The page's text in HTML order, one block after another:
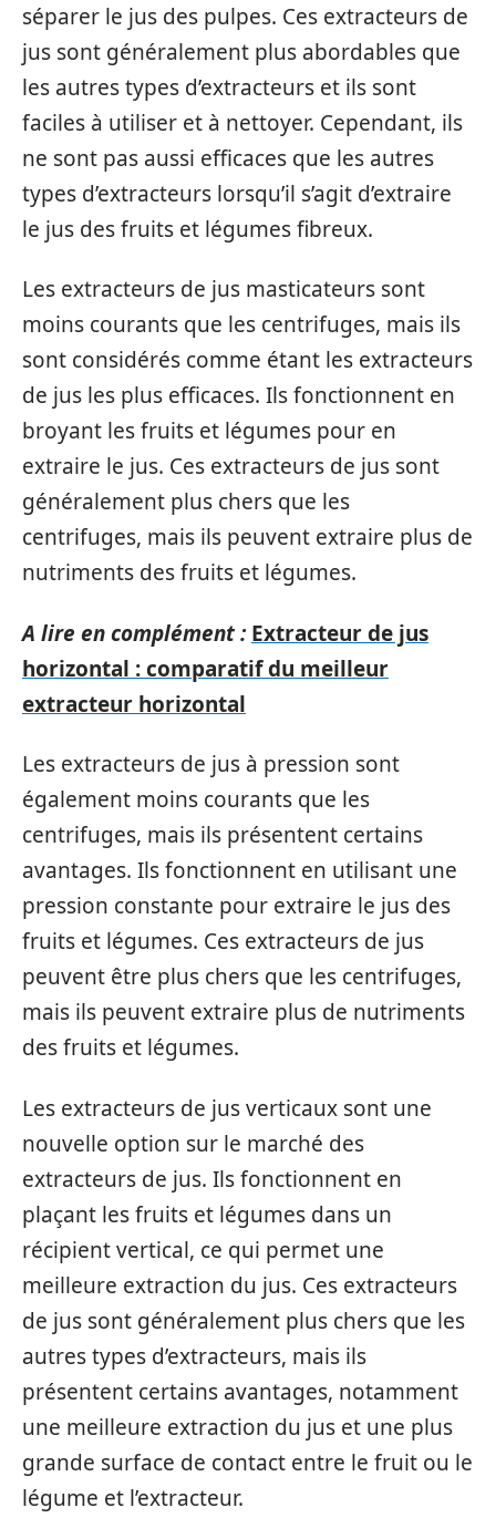
séparer le jus des pulpes. Ces extracteurs de
jus sont généralement plus abordables que
les autres types d’extracteurs et ils sont
faciles à utiliser et à nettoyer. Cependant, ils
ne sont pas aussi efficaces que les autres
types d’extracteurs lorsqu’il s’agit d’extraire
le jus des fruits et légumes fibreux.
Les extracteurs de jus masticateurs sont
moins courants que les centrifuges, mais ils
sont considérés comme étant les extracteurs
de jus les plus efficaces. Ils fonctionnent en
broyant les fruits et légumes pour en
extraire le jus. Ces extracteurs de jus sont
généralement plus chers que les
centrifuges, mais ils peuvent extraire plus de
nutriments des fruits et légumes.
A lire en complément : Extracteur de jus
horizontal : comparatif du meilleur
extracteur horizontal
Les extracteurs de jus à pression sont
également moins courants que les
centrifuges, mais ils présentent certains
avantages. Ils fonctionnent en utilisant une
pression constante pour extraire le jus des
fruits et légumes. Ces extracteurs de jus
peuvent être plus chers que les centrifuges,
mais ils peuvent extraire plus de nutriments
des fruits et légumes.
Les extracteurs de jus verticaux sont une
nouvelle option sur le marché des
extracteurs de jus. Ils fonctionnent en
plaçant les fruits et légumes dans un
récipient vertical, ce qui permet une
meilleure extraction du jus. Ces extracteurs
de jus sont généralement plus chers que les
autres types d’extracteurs, mais ils
présentent certains avantages, notamment
une meilleure extraction du jus et une plus
grande surface de contact entre le fruit ou le
légume et l’extracteur.